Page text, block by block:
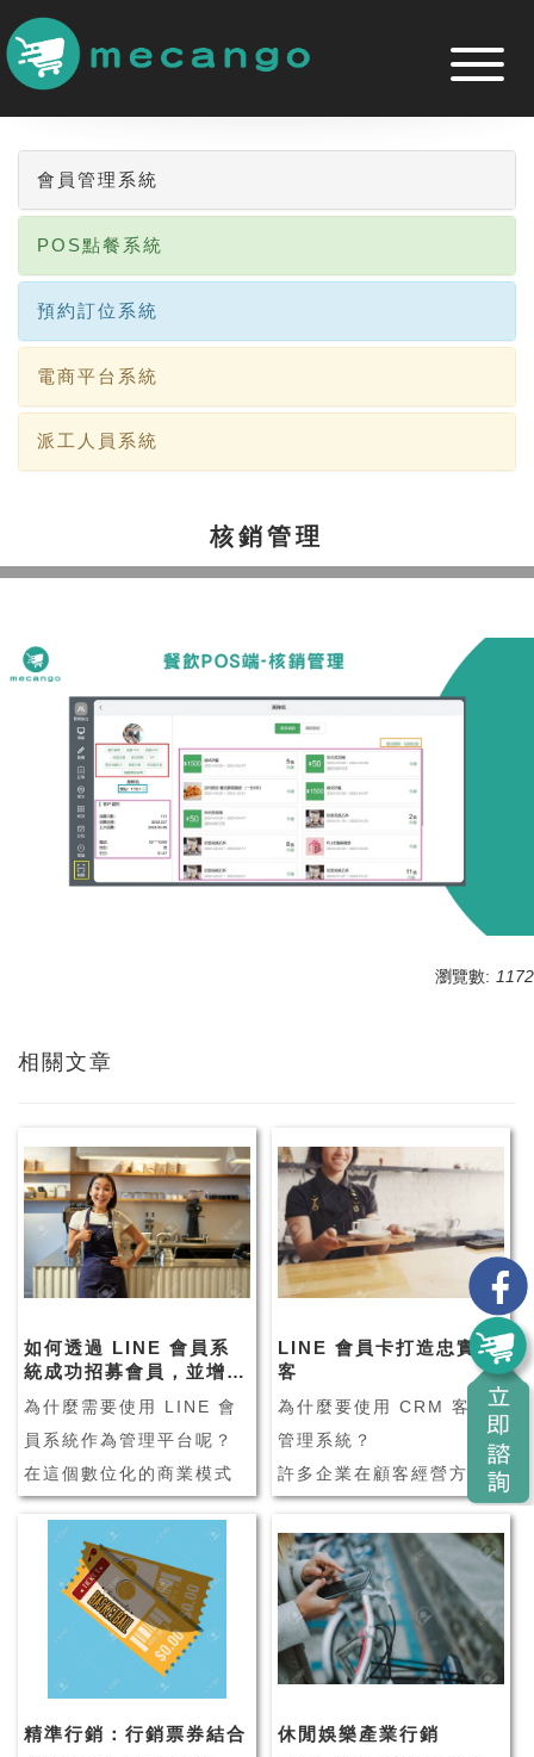
到
主
要
內
會員管理系統
POS點餐系統
預約訂位系統
電商平台系統
派工人員系統
核銷管理
瀏覽數: 1172
相關文章
如何透過 LINE 會員系
統成功招募會員，並增加
來客數？
為什麼需要使用 LINE 會
員系統作為管理平台呢？
在這個數位化的商業模式
下，業者陸續面臨許多挑
戰，像是實體店家面臨的
銷售問題、新客難找導致
客流變少、同業競爭力提
升等問題。而網路的發達
讓消費者可以更輕易的上
對於實體店...
LINE 會員卡打造忠實顧
客
為什麼要使用 CRM 客戶
管理系統？
許多企業在顧客經營方
面，會透過 CRM 客戶管
理系統輔助企業管理，並
維繫客戶之間的良好關
係。由此可見，CRM 客戶
關係管理系統在企業經營
管理上，正扮演著相當重
精準行銷：行銷票券結合 休閒娛樂產業行銷